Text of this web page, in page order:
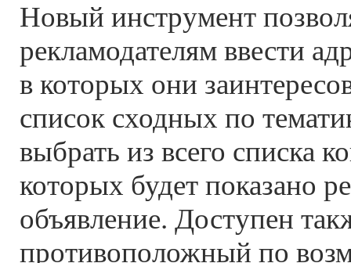
Новый инструмент
рекламодателям ввести
в которых они
список сходных по
выбрать из всего списка
которых будет показано
объявление. Доступен
противоположный по